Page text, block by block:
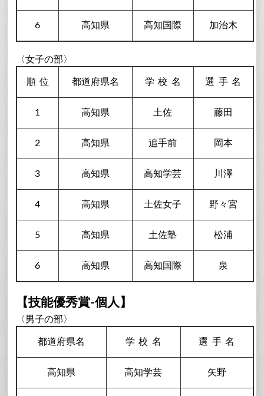
6 高知県 高知国際 加治木
〈女子の部〉
順位 都道府県名 学校 名 選手名
1 高知県 土佐 藤田
2 高知県 追手前 岡本
3 高知県 高知学芸 川澤
4 高知県 土佐女子 野々宮
5 高知県 土佐塾 松浦
6 高知県 高知国際 泉
【技能優秀賞-個人】
〈男子の部〉
都道府県名 学校 名 選手名
高知県 高知学芸 矢野